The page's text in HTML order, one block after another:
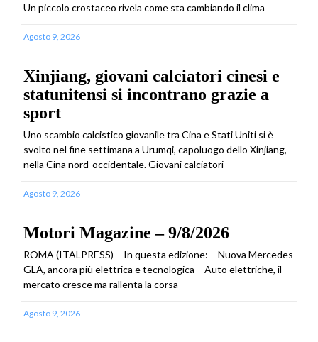
Un piccolo crostaceo rivela come sta cambiando il clima
Agosto 9, 2026
Xinjiang, giovani calciatori cinesi e
statunitensi si incontrano grazie a
sport
Uno scambio calcistico giovanile tra Cina e Stati Uniti si è
svolto nel fine settimana a Urumqi, capoluogo dello Xinjiang,
nella Cina nord-occidentale. Giovani calciatori
Agosto 9, 2026
Motori Magazine – 9/8/2026
ROMA (ITALPRESS) – In questa edizione: – Nuova Mercedes
GLA, ancora più elettrica e tecnologica – Auto elettriche, il
mercato cresce ma rallenta la corsa
Agosto 9, 2026